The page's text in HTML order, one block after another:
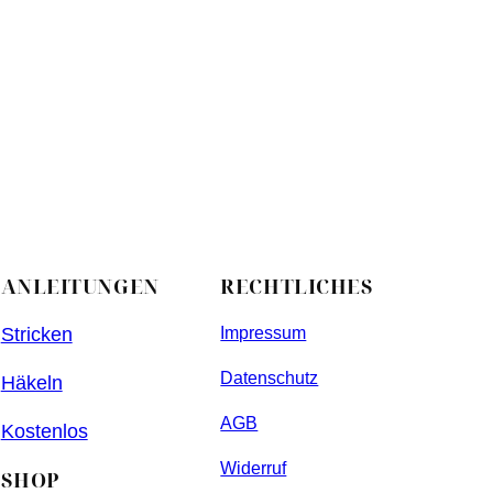
ANLEITUNGEN
Stricken
Häkeln
Kostenlos
SHOP
RECHTLICHES
Impressum
Datenschutz
AGB
Widerruf